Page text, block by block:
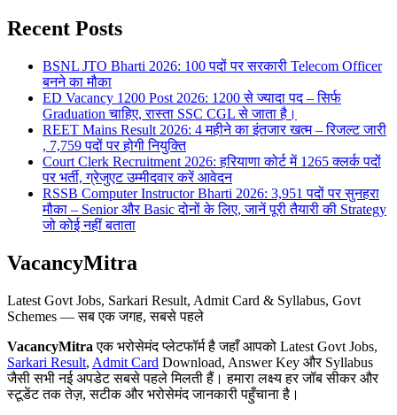
Recent Posts
BSNL JTO Bharti 2026: 100 पदों पर सरकारी Telecom Officer
बनने का मौका
ED Vacancy 1200 Post 2026: 1200 से ज्यादा पद – सिर्फ
Graduation चाहिए, रास्ता SSC CGL से जाता है।
REET Mains Result 2026: 4 महीने का इंतजार खत्म – रिजल्ट जारी
, 7,759 पदों पर होगी नियुक्ति
Court Clerk Recruitment 2026: हरियाणा कोर्ट में 1265 क्लर्क पदों
पर भर्ती, ग्रेजुएट उम्मीदवार करें आवेदन
RSSB Computer Instructor Bharti 2026: 3,951 पदों पर सुनहरा
मौका – Senior और Basic दोनों के लिए, जानें पूरी तैयारी की Strategy
जो कोई नहीं बताता
VacancyMitra
Latest Govt Jobs, Sarkari Result, Admit Card & Syllabus, Govt
Schemes — सब एक जगह, सबसे पहले
VacancyMitra एक भरोसेमंद प्लेटफॉर्म है जहाँ आपको Latest Govt Jobs,
Sarkari Result, Admit Card Download, Answer Key और Syllabus
जैसी सभी नई अपडेट सबसे पहले मिलती हैं। हमारा लक्ष्य हर जॉब सीकर और
स्टूडेंट तक तेज़, सटीक और भरोसेमंद जानकारी पहुँचाना है।